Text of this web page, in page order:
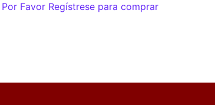
Por Favor Regístrese para comprar